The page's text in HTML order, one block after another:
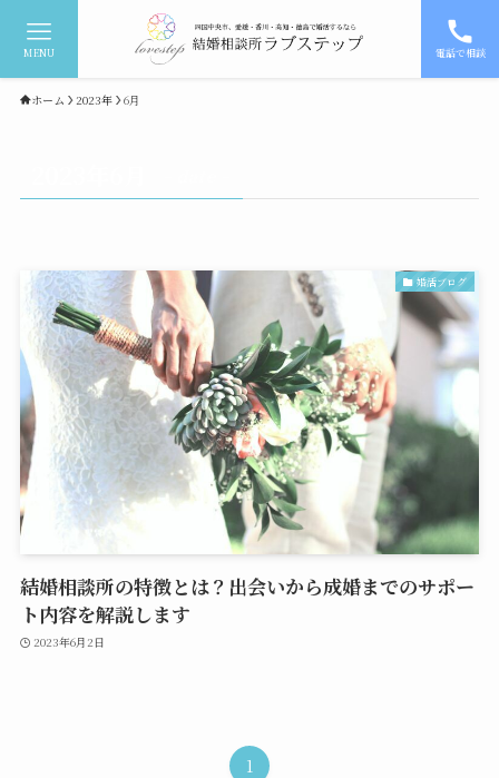
電話で相談
MENU
ホーム 2023年 6月
婚活ブログ
結婚相談所の特徴とは？出会いから成婚までのサポー
ト内容を解説します
2023年6月2日
1